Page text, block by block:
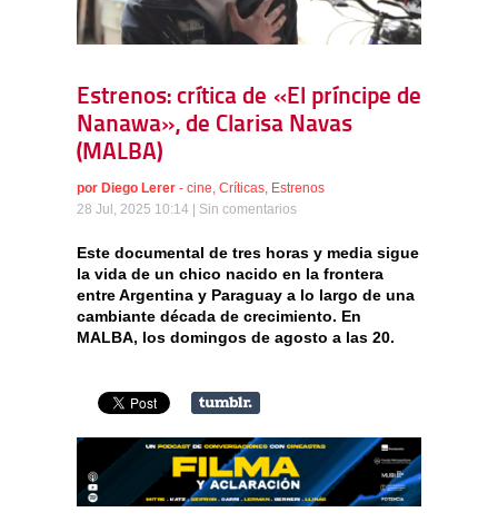
Estrenos: crítica de «El príncipe de
Nanawa», de Clarisa Navas
(MALBA)
por Diego Lerer - cine Críticas Estrenos
28 Jul, 2025 10:14 | Sin comentarios
Este documental de tres horas y media sigue
la vida de un chico nacido en la frontera
entre Argentina y Paraguay a lo largo de una
cambiante década de crecimiento. En
MALBA, los domingos de agosto a las 20.